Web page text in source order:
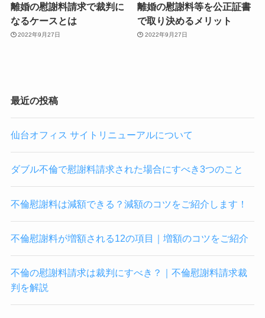
離婚の慰謝料請求で裁判に
なるケースとは
2022年9月27日
離婚の慰謝料等を公正証書
で取り決めるメリット
2022年9月27日
最近の投稿
仙台オフィス サイトリニューアルについて
ダブル不倫で慰謝料請求された場合にすべき3つのこと
不倫慰謝料は減額できる？減額のコツをご紹介します！
不倫慰謝料が増額される12の項目｜増額のコツをご紹介
不倫の慰謝料請求は裁判にすべき？｜不倫慰謝料請求裁
判を解説